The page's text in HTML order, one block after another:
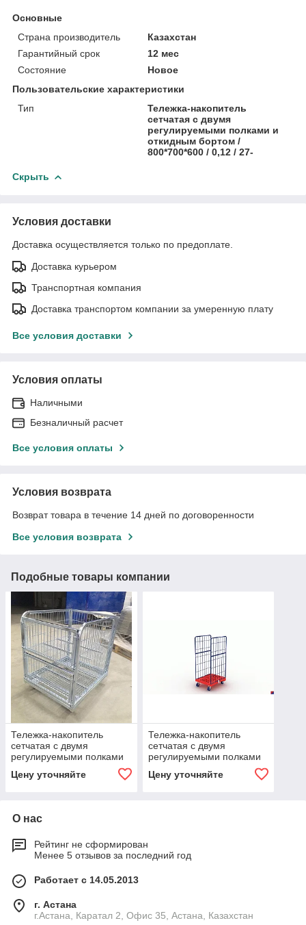
Основные
Страна производитель
Казахстан
Гарантийный срок
12 мес
Состояние
Новое
Пользовательские характеристики
Тип
Тележка-накопитель
сетчатая с двумя
регулируемыми полками и
откидным бортом /
800*700*600 / 0,12 / 27-
Скрыть
Условия доставки
Доставка осуществляется только по предоплате.
Доставка курьером
Транспортная компания
Доставка транспортом компании за умеренную плату
Все условия доставки
Условия оплаты
Наличными
Безналичный расчет
Все условия оплаты
Условия возврата
Возврат товара в течение 14 дней по договоренности
Все условия возврата
Подобные товары компании
Тележка-накопитель
сетчатая с двумя
регулируемыми полками
800*700*900 / 0,15 / 38-
Цену уточняйте
Тележка-накопитель
сетчатая с двумя
регулируемыми полками
800*700*450 / 0,1 / 23-
Цену уточняйте
О нас
Рейтинг не сформирован
Менее 5 отзывов за последний год
Работает с 14.05.2013
г. Астана
г.Астана, Каратал 2, Офис 35, Астана, Казахстан